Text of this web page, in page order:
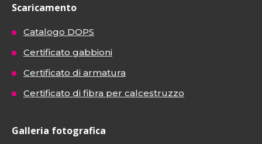
Scaricamento
Catalogo DOPS
Certificato gabbioni
Certificato di armatura
Certificato di fibra per calcestruzzo
Galleria fotografica